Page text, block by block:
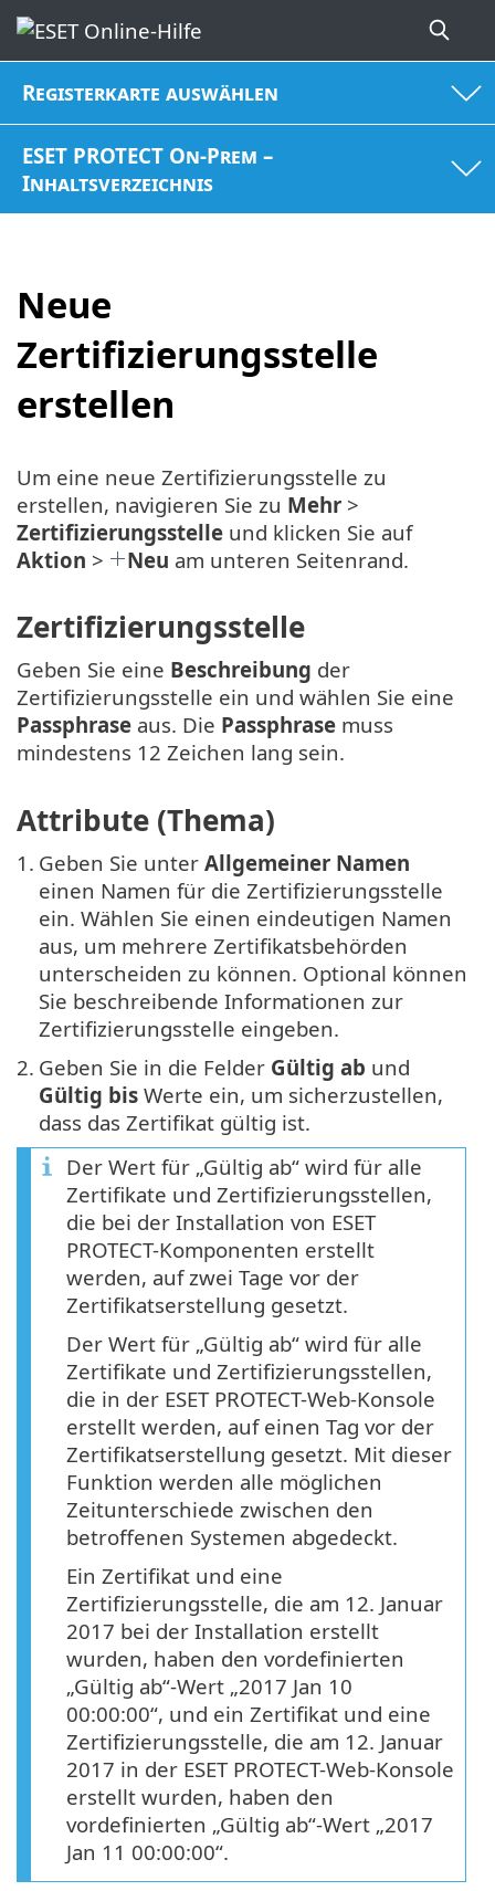
Registerkarte auswählen
ESET PROTECT On-Prem –
Inhaltsverzeichnis
Neue
Zertifizierungsstelle
erstellen
Um eine neue Zertifizierungsstelle zu
erstellen, navigieren Sie zu Mehr >
Zertifizierungsstelle und klicken Sie auf
Aktion > Neu am unteren Seitenrand.
Zertifizierungsstelle
Geben Sie eine Beschreibung der
Zertifizierungsstelle ein und wählen Sie eine
Passphrase aus. Die Passphrase muss
mindestens 12 Zeichen lang sein.
Attribute (Thema)
1. Geben Sie unter Allgemeiner Namen
einen Namen für die Zertifizierungsstelle
ein. Wählen Sie einen eindeutigen Namen
aus, um mehrere Zertifikatsbehörden
unterscheiden zu können. Optional können
Sie beschreibende Informationen zur
Zertifizierungsstelle eingeben.
2. Geben Sie in die Felder Gültig ab und
Gültig bis Werte ein, um sicherzustellen,
dass das Zertifikat gültig ist.
Der Wert für „Gültig ab“ wird für alle
Zertifikate und Zertifizierungsstellen,
die bei der Installation von ESET
PROTECT-Komponenten erstellt
werden, auf zwei Tage vor der
Zertifikatserstellung gesetzt.
Der Wert für „Gültig ab“ wird für alle
Zertifikate und Zertifizierungsstellen,
die in der ESET PROTECT-Web-Konsole
erstellt werden, auf einen Tag vor der
Zertifikatserstellung gesetzt. Mit dieser
Funktion werden alle möglichen
Zeitunterschiede zwischen den
betroffenen Systemen abgedeckt.
Ein Zertifikat und eine
Zertifizierungsstelle, die am 12. Januar
2017 bei der Installation erstellt
wurden, haben den vordefinierten
„Gültig ab“-Wert „2017 Jan 10
00:00:00“, und ein Zertifikat und eine
Zertifizierungsstelle, die am 12. Januar
2017 in der ESET PROTECT-Web-Konsole
erstellt wurden, haben den
vordefinierten „Gültig ab“-Wert „2017
Jan 11 00:00:00“.